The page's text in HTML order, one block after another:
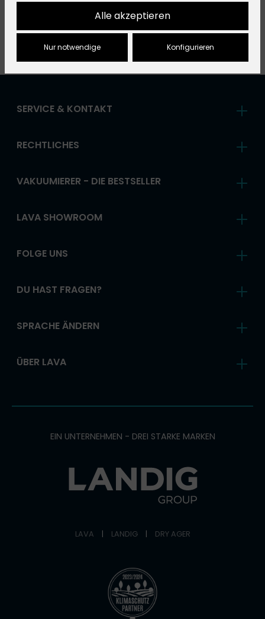
info@landig.com
SERVICE & KONTAKT
RECHTLICHES
VAKUUMIERER - DIE BESTSELLER
LAVA SHOWROOM
FOLGE UNS
DU HAST FRAGEN?
SPRACHE ÄNDERN
ÜBER LAVA
EIN UNTERNEHMEN - DREI STARKE MARKEN
LAVA | LANDIG | DRY AGER
Alle akzeptieren
Nur notwendige Konfigurieren